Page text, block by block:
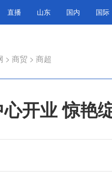
直播 山东 国内 国际
> 商贸 > 商超
开业 惊艳